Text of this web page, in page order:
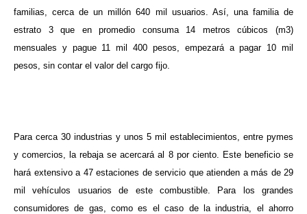
familias, cerca de un millón 640 mil usuarios. Así, una familia de
estrato 3 que en promedio consuma 14 metros cúbicos (m3)
mensuales y pague 11 mil 400 pesos, empezará a pagar 10 mil
pesos, sin contar el valor del cargo fijo.
Para cerca 30 industrias y unos 5 mil establecimientos, entre pymes
y comercios, la rebaja se acercará al 8 por ciento. Este beneficio se
hará extensivo a 47 estaciones de servicio que atienden a más de 29
mil vehículos usuarios de este combustible. Para los grandes
consumidores de gas, como es el caso de la industria, el ahorro